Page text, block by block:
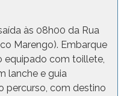
às 08h00 da Rua
Marengo). Embarque
equipado com toillete,
lanche e guia
percurso, com destino